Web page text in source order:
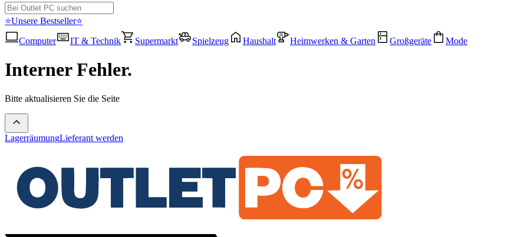
⭐Unsere Bestseller⭐
Computer
IT & Technik Supermarkt Spielzeug Haushalt Heimwerken & Garten Großgeräte Mode
Interner Fehler.
Bitte aktualisieren Sie die Seite
LagerräumungLieferant werden